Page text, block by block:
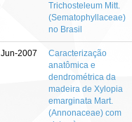
Trichosteleum Mitt.
(Sematophyllaceae)
no Brasil
Jun-2007
Caracterização
anatômica e
dendrométrica da
madeira de Xylopia
emarginata Mart.
(Annonaceae) com